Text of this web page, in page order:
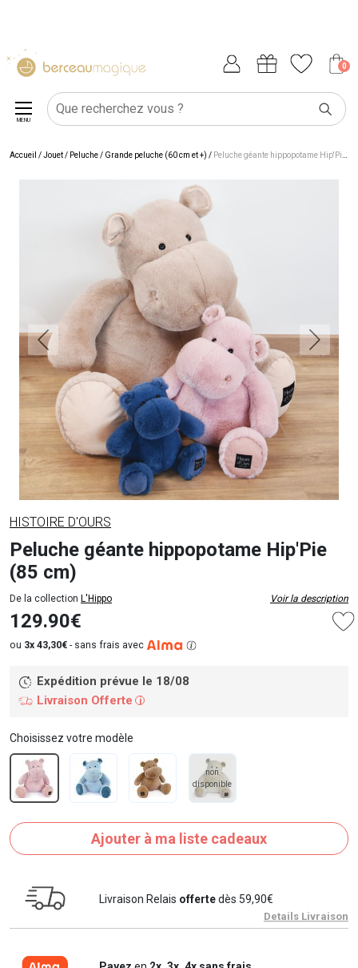
0
MENU
Accueil /Jouet/ Peluche/ Grande peluche (60 cm et +) / Peluche géante hippopotame Hip'Pie (85 cm)
HISTOIRE D'OURS
Peluche géante hippopotame Hip'Pie
(85 cm)
De la collection L'Hippo Voir la description
129.90€
ou 3x 43,30€ - sans frais avec
Expédition prévue le 18/08
Livraison Offerte
i
Choisissez votre modèle
non
disponible
Ajouter à ma liste cadeaux
Livraison Relais offertedès 59,90€
Details Livraison